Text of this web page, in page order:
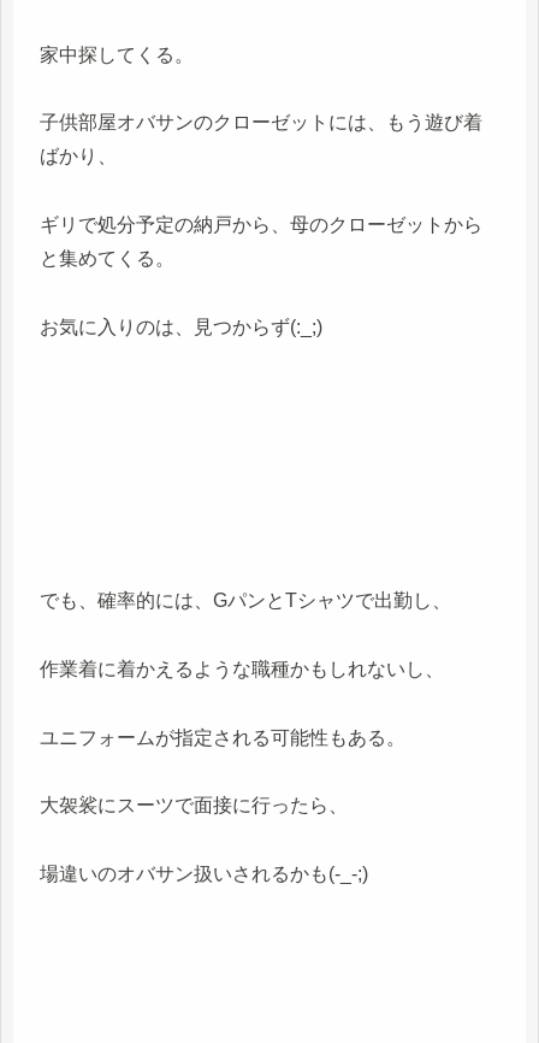
家中探してくる。
子供部屋オバサンのクローゼットには、もう遊び着
ばかり、
ギリで処分予定の納戸から、母のクローゼットから
と集めてくる。
お気に入りのは、見つからず(:_;)
でも、確率的には、GパンとTシャツで出勤し、
作業着に着かえるような職種かもしれないし、
ユニフォームが指定される可能性もある。
大袈裟にスーツで面接に行ったら、
場違いのオバサン扱いされるかも(-_-;)